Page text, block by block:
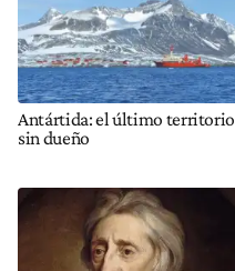
Antártida: el último territorio
sin dueño